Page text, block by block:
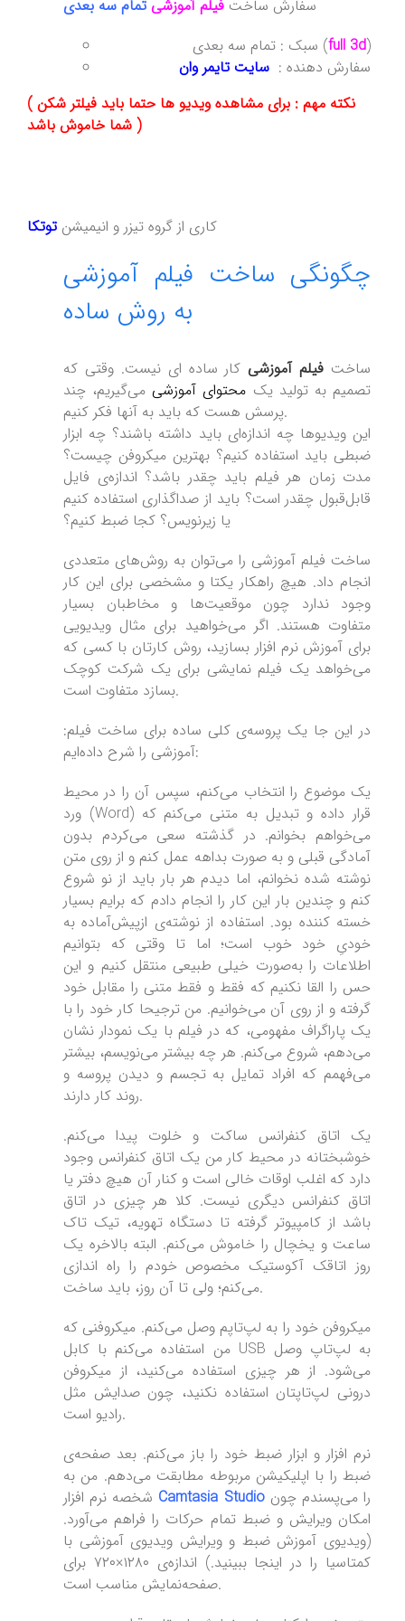
سفارش ساخت فیلم آموزشی تمام سه بعدی
سبک : تمام سه بعدی (full 3d)
سفارش دهنده : سایت تایمر وان
( نکته مهم : برای مشاهده ویدیو ها حتما باید فیلتر شکن
شما خاموش باشد )
کاری از گروه تیزر و انیمیشن توتکا
چگونگی ساخت فیلم آموزشی
به روش ساده
ساخت فیلم‌ آموزشیکار ساده ای نیست. وقتی که
تصمیم به تولید یک محتوای آموزشیمی‌گیریم، چند
پرسش هست که باید به آنها فکر کنیم.
این ویدیوها چه اندازه‌ای باید داشته باشند؟ چه ابزار
ضبطی باید استفاده کنیم؟ بهترین میکروفن چیست؟
مدت زمان هر فیلم باید چقدر باشد؟ اندازه‌ی فایل
قابل‌قبول چقدر است؟ باید از صداگذاری استفاده کنیم
یا زیرنویس؟ کجا ضبط کنیم؟
ساخت فیلم آموزشی را می‌توان به روش‌های متعددی
انجام داد. هیچ راهکار یکتا و مشخصی برای این کار
وجود ندارد چون موقعیت‌ها و مخاطبان بسیار
متفاوت هستند. اگر می‌خواهید برای مثال ویدیویی
برای آموزش نرم افزار بسازید، روش کارتان با کسی که
می‌خواهد یک فیلم نمایشی برای یک شرکت کوچک
بسازد متفاوت است.
:در این جا یک پروسه‌ی کلی ساده برای ساخت فیلم
آموزشی را شرح داده‌ایم:
یک موضوع را انتخاب می‌کنم، سپس آن را در محیط
ورد (Word) قرار داده و تبدیل به متنی می‌کنم که
می‌خواهم بخوانم. در گذشته سعی می‌کردم بدون
آمادگی قبلی و به صورت بداهه عمل کنم و از روی متن
نوشته شده نخوانم، اما دیدم هر بار باید از نو شروع
کنم و چندین بار این کار را انجام دادم که برایم بسیار
خسته کننده بود. استفاده از نوشته‌ی ازپیش‌آماده به
خودیِ خود خوب است؛ اما تا وقتی که بتوانیم
اطلاعات را به‌صورت خیلی طبیعی منتقل کنیم و این
حس را القا نکنیم که فقط و فقط متنی را مقابل خود
گرفته و از روی آن می‌خوانیم. من ترجیحا کار خود را با
یک پاراگراف مفهومی، که در فیلم با یک نمودار نشان
می‌دهم، شروع می‌کنم. هر چه بیشتر می‌نویسم، بیشتر
می‌فهمم که افراد تمایل به تجسم و دیدن پروسه و
روند کار دارند.
یک اتاق کنفرانس ساکت و خلوت پیدا می‌کنم.
خوشبختانه در محیط کار من یک اتاق کنفرانس وجود
دارد که اغلب اوقات خالی است و کنار آن هیچ دفتر یا
اتاق کنفرانس دیگری نیست. کلا هر چیزی در اتاق
باشد از کامپیوتر گرفته تا دستگاه تهویه، تیک تاک
ساعت و یخچال را خاموش می‌کنم. البته بالاخره یک
روز اتاقک آکوستیک مخصوص خودم را راه اندازی
می‌کنم؛ ولی تا آن روز، باید ساخت.
میکروفن خود را به لپ‌تاپم وصل می‌کنم. میکروفنی که
من استفاده می‌کنم با کابل USB به لپ‌تاپ وصل
می‌شود. از هر چیزی استفاده می‌کنید، از میکروفن
درونی لپ‌تاپتان استفاده نکنید، چون صدایش مثل
رادیو است.
نرم افزار و ابزار ضبط خود را باز می‌کنم. بعد صفحه‌ی
ضبط را با اپلیکیشن مربوطه مطابقت می‌دهم. من به
Camtasia Studioرا می‌پسندم چون
امکان ویرایش و ضبط تمام حرکات را فراهم می‌آورد.
(ویدیوی آموزش ضبط و ویرایش ویدیوی آموزشی با
کمتاسیا را در اینجا ببینید.) اندازه‌ی ۱۲۸۰×۷۲۰ برای
صفحه‌نمایش مناسب است.